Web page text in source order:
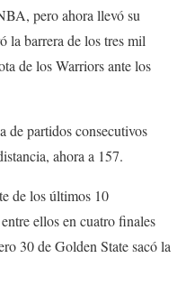
pero ahora llevó su
la barrera de los tres mil
de los Warriors ante los
de partidos consecutivos
ahora a 157.
de los últimos 10
ellos en cuatro finales
30 de Golden State sacó la